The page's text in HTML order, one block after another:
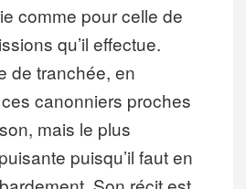
comme pour celle de
qu’il effectue.
de tranchée, en
canonniers proches
mais le plus
puisqu’il faut en